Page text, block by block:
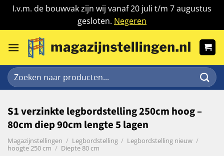
I.v.m. de bouwvak zijn wij vanaf 20 juli t/m 7 augustus
gesloten. Negeren
naar
Zoeken
naar:
S1 verzinkte legbordstelling 250cm hoog –
80cm diep 90cm lengte 5 lagen
Magazijnstellingen / Legbordstelling / Legbordstelling nieuw /
hoogte 250 cm / Diepte 80 cm